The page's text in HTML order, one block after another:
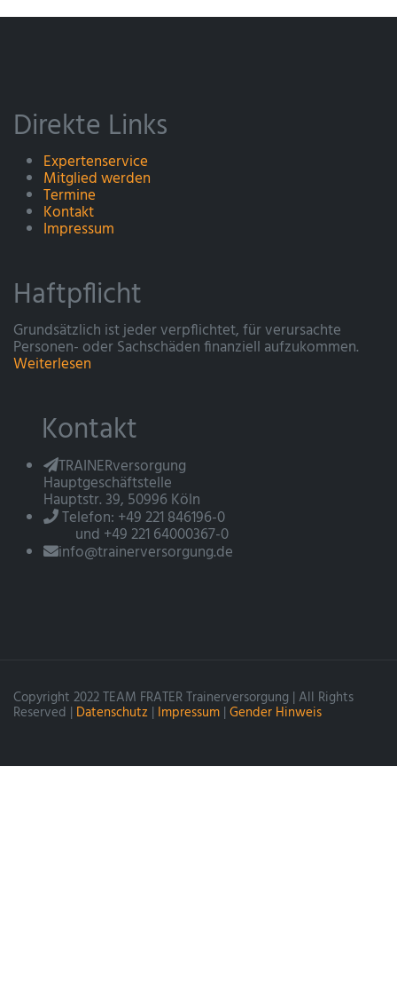
Direkte Links
Expertenservice
Mitglied werden
Termine
Kontakt
Impressum
Haftpflicht
Grundsätzlich ist jeder verpflichtet, für verursachte
Personen- oder Sachschäden finanziell aufzukommen.
Weiterlesen
Kontakt
TRAINERversorgung
Hauptgeschäftstelle
Hauptstr. 39, 50996 Köln
Telefon: +49 221 846196-0
und +49 221 64000367-0
info@trainerversorgung.de
Copyright 2022 TEAM FRATER Trainerversorgung | All Rights
Reserved | Datenschutz | Impressum | Gender Hinweis